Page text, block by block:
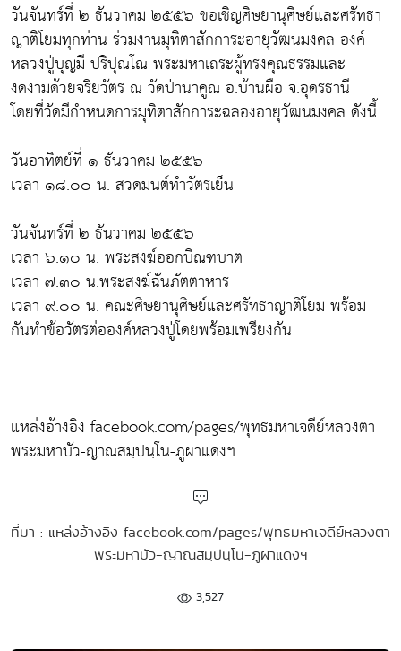
วันจันทร์ที่ ๒ ธันวาคม ๒๕๕๖ ขอเชิญศิษยานุศิษย์และศรัทธา
ญาติโยมทุกท่าน ร่วมงานมุทิตาสักการะอายุวัฒนมงคล องค์
หลวงปู่บุญมี ปริปุณโณ พระมหาเถระผู้ทรงคุณธรรมและ
งดงามด้วยจริยวัตร ณ วัดป่านาคูณ อ.บ้านผือ จ.อุดรธานี
โดยที่วัดมีกำหนดการมุทิตาสักการะฉลองอายุวัฒนมงคล ดังนี้
วันอาทิตย์ที่ ๑ ธันวาคม ๒๕๕๖
เวลา ๑๘.๐๐ น. สวดมนต์ทำวัตรเย็น
วันจันทร์ที่ ๒ ธันวาคม ๒๕๕๖
เวลา ๖.๑๐ น. พระสงฆ์ออกบิณฑบาต
เวลา ๗.๓๐ น.พระสงฆ์ฉันภัตตาหาร
เวลา ๙.๐๐ น. คณะศิษยานุศิษย์และศรัทธาญาติโยม พร้อม
กันทำข้อวัตรต่อองค์หลวงปู่โดยพร้อมเพรียงกัน
แหล่งอ้างอิง facebook.com/pages/พุทธมหาเจดีย์หลวงตา
พระมหาบัว-ญาณสมฺปนฺโน-ภูผาแดงฯ
ที่มา : แหล่งอ้างอิง facebook.com/pages/พุทธมหาเจดีย์หลวงตา
พระมหาบัว-ญาณสมฺปนฺโน-ภูผาแดงฯ
3,527